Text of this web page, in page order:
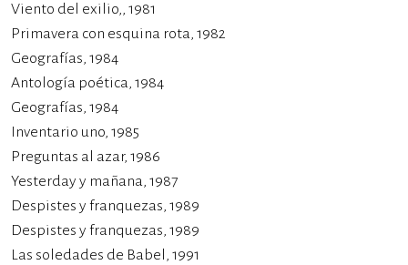
Viento del exilio,, 1981
Primavera con esquina rota, 1982
Geografías, 1984
Antología poética, 1984
Geografías, 1984
Inventario uno, 1985
Preguntas al azar, 1986
Yesterday y mañana, 1987
Despistes y franquezas, 1989
Despistes y franquezas, 1989
Las soledades de Babel, 1991